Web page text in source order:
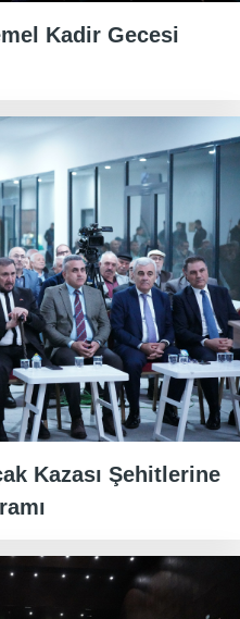
Kadir Gecesi
Kazası Şehitlerine